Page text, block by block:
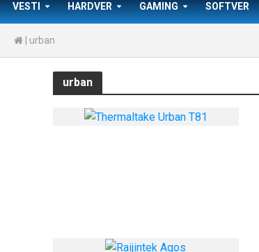
VESTI HARDVER GAMING SOFTVER
urban
urban